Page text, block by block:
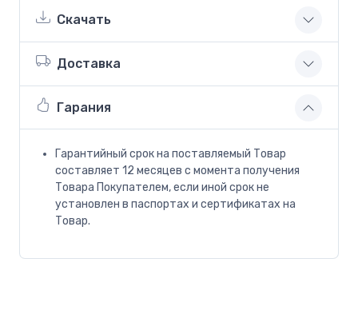
Скачать
Доставка
Гарания
Гарантийный срок на поставляемый Товар
составляет 12 месяцев с момента получения
Товара Покупателем, если иной срок не
установлен в паспортах и сертификатах на
Товар.